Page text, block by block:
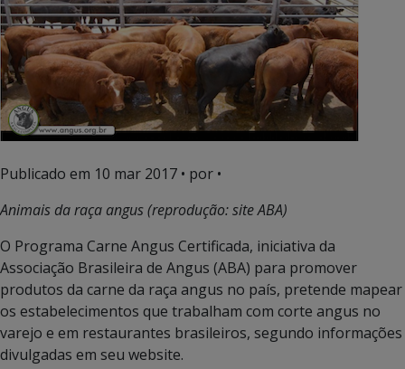
Publicado em 10 mar 2017 • por •
Animais da raça angus (reprodução: site ABA)
O Programa Carne Angus Certificada, iniciativa da
Associação Brasileira de Angus (ABA) para promover
produtos da carne da raça angus no país, pretende mapear
os estabelecimentos que trabalham com corte angus no
varejo e em restaurantes brasileiros, segundo informações
divulgadas em seu website.